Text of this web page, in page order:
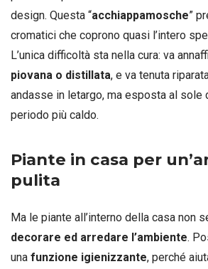
design. Questa “acchiappamosche”
cromatici che coprono quasi l’intero
L’unica difficoltà sta nella cura: va
piovana o distillata, e va tenuta
andasse in letargo, ma esposta al sole
periodo più caldo.
Piante in casa per
pulita
Ma le piante all’interno della casa non
decorare ed arredare l’ambiente.
una funzione igienizzante, perché